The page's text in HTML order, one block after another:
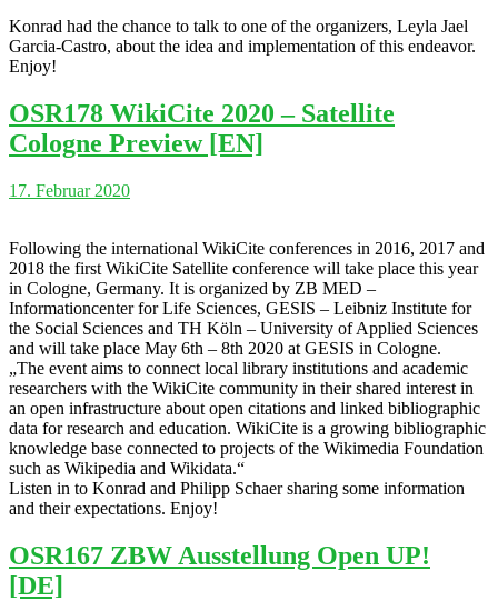
Konrad had the chance to talk to one of the organizers, Leyla Jael
Garcia-Castro, about the idea and implementation of this endeavor.
Enjoy!
OSR178 WikiCite 2020 – Satellite
Cologne Preview [EN]
17. Februar 2020
Following the international WikiCite conferences in 2016, 2017 and
2018 the first WikiCite Satellite conference will take place this year
in Cologne, Germany. It is organized by ZB MED –
Informationcenter for Life Sciences, GESIS – Leibniz Institute for
the Social Sciences and TH Köln – University of Applied Sciences
and will take place May 6th – 8th 2020 at GESIS in Cologne.
„The event aims to connect local library institutions and academic
researchers with the WikiCite community in their shared interest in
an open infrastructure about open citations and linked bibliographic
data for research and education. WikiCite is a growing bibliographic
knowledge base connected to projects of the Wikimedia Foundation
such as Wikipedia and Wikidata.“
Listen in to Konrad and Philipp Schaer sharing some information
and their expectations. Enjoy!
OSR167 ZBW Ausstellung Open UP!
[DE]